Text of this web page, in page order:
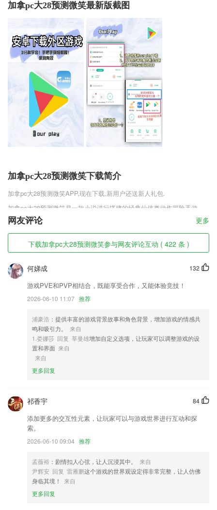
加拿pc大28预测微笑最新版截图
加拿pc大28预测微笑下载简介
加拿pc大28预测微笑APP,现在下载,新用户还送新人礼包.
加拿pc大28预测微笑是一款小说进行搭建的经典仙侠类动作冒险手游，
这款游戏和小说是非常的相似，可以说是超过百分之七十，所以大家一定
要好好的进行体验，体验当主角的乐趣，而且里面的任务都是小说主角经
历过的，所以大家一定要慢慢的进行体验。
加拿pc大28预测微笑软件特色
1,使用这款软件操作没有太多的难度，里面的按键也标注的特别清晰。
2,功能分类,你可以找到大量的功能,都可以为你分类好,你在查询的时候非
4,专题课听热点难点：价格低至0元起，热点难点易错点，在专题课都能
听到，还有男神陪读、深夜课堂等精彩专题在等你。
5,实时定位导航，司机联系省心，司机小秘书亮点提供多家道路救援机构
电话供选用。
6,【新用户福利】
1.每天15分钟，依据孩子注意力特点和记忆遗忘曲线，打造完整学习闭
环，孩子学得会记得牢。
2.·定制早教方案，经过能力测试之后每个孩子可以获得私人定制的早教
4.·在知识归纳页面，在页面上方切换分类查看展示的图文解析
5.线下课程，大咖云集面授多维精彩内容。
6.完善的售后服务，让您线上下单购买课程无需担忧。
网友评论 更多
下载加拿pc大28预测微笑参与网友评论互动 ( 422 条 )
132
何娣成
游戏PVE和PVP相结合，既能享受合作，又能体验竞技！
2026-06-10 11:07 推荐
浦豪浩 ：提供丰富的游戏背景故事和角色背景，增加游戏的情感共
鸣和吸引力。
来自
1.娄娜莎 回复 莘曼雄增加自定义选项，让玩家可以调整游戏的设
置和界面 来自
来自
更多回复
84
祁香宇
添加更多的交互性元素，让玩家可以与游戏世界进行互动和探
索。
2026-06-10 09:04 推荐
孟薇裕 ：剧情扣人心弦，让人沉浸其中。
来自
尹辉安 回复 雷雁鹏这个游戏的世界观设定得非常完整，让人仿佛
身临其境！
来自
更多回复